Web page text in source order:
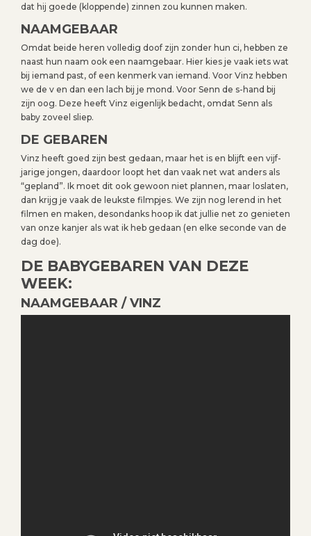
dat hij goede (kloppende) zinnen zou kunnen maken.
NAAMGEBAAR
Omdat beide heren volledig doof zijn zonder hun ci, hebben ze
naast hun naam ook een naamgebaar. Hier kies je vaak iets wat
bij iemand past, of een kenmerk van iemand. Voor Vinz hebben
we de v en dan een lach bij je mond. Voor Senn de s-hand bij
zijn oog. Deze heeft Vinz eigenlijk bedacht, omdat Senn als
baby zoveel sliep.
DE GEBAREN
Vinz heeft goed zijn best gedaan, maar het is en blijft een vijf-
jarige jongen, daardoor loopt het dan vaak net wat anders als
“gepland”. Ik moet dit ook gewoon niet plannen, maar loslaten,
dan krijg je vaak de leukste filmpjes. We zijn nog lerend in het
filmen en maken, desondanks hoop ik dat jullie net zo genieten
van onze kanjer als wat ik heb gedaan (en elke seconde van de
dag doe).
DE BABYGEBAREN VAN DEZE
WEEK:
NAAMGEBAAR / VINZ